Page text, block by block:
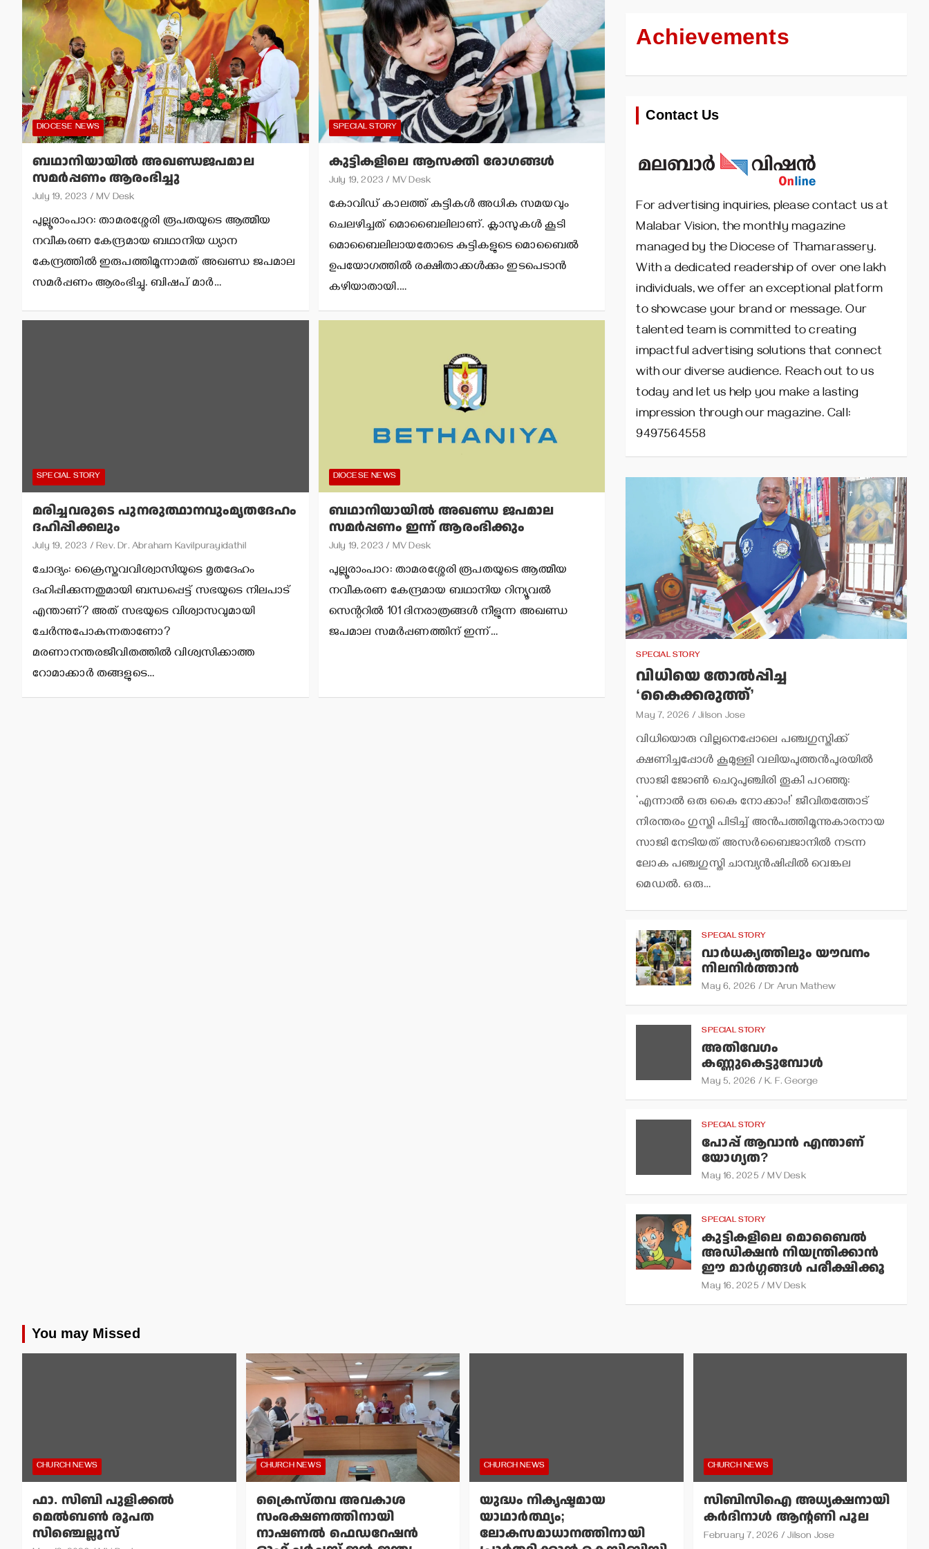
DIOCESE NEWS
ബഥാനിയായില്‍ അഖണ്ഡജപമാല
സമര്‍പ്പണം ആരംഭിച്ചു
July 19, 2023 MV Desk
പുല്ലൂരാംപാറ: താമരശ്ശേരി രൂപതയുടെ ആത്മീയ
നവീകരണ കേന്ദ്രമായ ബഥാനിയ ധ്യാന
കേന്ദ്രത്തില്‍ ഇരുപത്തിമൂന്നാമത് അഖണ്ഡ ജപമാല
സമര്‍പ്പണം ആരംഭിച്ചു. ബിഷപ് മാര്‍…
SPECIAL STORY
കുട്ടികളിലെ ആസക്തി രോഗങ്ങള്‍
July 19, 2023 MV Desk
കോവിഡ് കാലത്ത് കുട്ടികള്‍ അധിക സമയവും
ചെലഴിച്ചത് മൊബൈലിലാണ്. ക്ലാസുകള്‍ കൂടി
മൊബൈലിലായതോടെ കുട്ടികളുടെ മൊബൈല്‍
ഉപയോഗത്തില്‍ രക്ഷിതാക്കള്‍ക്കും ഇടപെടാന്‍
കഴിയാതായി.…
SPECIAL STORY
മരിച്ചവരുടെ പുനരുത്ഥാനവുംമൃതദേഹം
ദഹിപ്പിക്കലും
July 19, 2023 Rev. Dr. Abraham Kavilpurayidathil
ചോദ്യം: ക്രൈസ്തവവിശ്വാസിയുടെ മൃതദേഹം
ദഹിപ്പിക്കുന്നതുമായി ബന്ധപ്പെട്ട് സഭയുടെ നിലപാട്
എന്താണ്? അത് സഭയുടെ വിശ്വാസവുമായി
ചേര്‍ന്നുപോകുന്നതാണോ?
മരണാനന്തരജീവിതത്തില്‍ വിശ്വസിക്കാത്ത
റോമാക്കാര്‍ തങ്ങളുടെ…
DIOCESE NEWS
ബഥാനിയായില്‍ അഖണ്ഡ ജപമാല
സമര്‍പ്പണം ഇന്ന് ആരംഭിക്കും
July 19, 2023 MV Desk
പുല്ലൂരാംപാറ: താമരശ്ശേരി രൂപതയുടെ ആത്മീയ
നവീകരണ കേന്ദ്രമായ ബഥാനിയ റിന്യൂവല്‍
സെന്ററില്‍ 101 ദിനരാത്രങ്ങള്‍ നീളുന്ന അഖണ്ഡ
ജപമാല സമര്‍പ്പണത്തിന് ഇന്ന്…
Achievements
Contact Us
For advertising inquiries, please contact us at
Malabar Vision, the monthly magazine
managed by the Diocese of Thamarassery.
With a dedicated readership of over one lakh
individuals, we offer an exceptional platform
to showcase your brand or message. Our
talented team is committed to creating
impactful advertising solutions that connect
with our diverse audience. Reach out to us
today and let us help you make a lasting
impression through our magazine. Call:
9497564558
SPECIAL STORY
വിധിയെ തോല്‍പ്പിച്ച
‘കൈക്കരുത്ത്’
May 7, 2026 Jilson Jose
വിധിയൊരു വില്ലനെപ്പോലെ പഞ്ചഗുസ്തിക്ക്
ക്ഷണിച്ചപ്പോള്‍ കൂമുള്ളി വലിയപുത്തന്‍പുരയില്‍
സാജി ജോണ്‍ ചെറുപുഞ്ചിരി തൂകി പറഞ്ഞു:
‘എന്നാല്‍ ഒരു കൈ നോക്കാം!’ ജീവിതത്തോട്
നിരന്തരം ഗുസ്തി പിടിച്ച് അന്‍പത്തിമൂന്നുകാരനായ
സാജി നേടിയത് അസര്‍ബൈജാനില്‍ നടന്ന
ലോക പഞ്ചഗുസ്തി ചാമ്പ്യന്‍ഷിപ്പില്‍ വെങ്കല
മെഡല്‍. ഒരു…
SPECIAL STORY
വാര്‍ധക്യത്തിലും യൗവനം
നിലനിര്‍ത്താന്‍
May 6, 2026 Dr Arun Mathew
SPECIAL STORY
അതിവേഗം
കണ്ണുകെട്ടുമ്പോള്‍
May 5, 2026 K. F. George
SPECIAL STORY
പോപ്പ് ആവാന്‍ എന്താണ്
യോഗ്യത?
May 16, 2025 MV Desk
SPECIAL STORY
കുട്ടികളിലെ മൊബൈല്‍
അഡിക്ഷന്‍ നിയന്ത്രിക്കാന്‍
ഈ മാര്‍ഗ്ഗങ്ങള്‍ പരീക്ഷിക്കൂ
May 16, 2025 MV Desk
You may Missed
CHURCH NEWS
ഫാ. സിബി പുളിക്കല്‍
മെല്‍ബണ്‍ രൂപത
സിഞ്ചെല്ലൂസ്
CHURCH NEWS
ക്രൈസ്തവ അവകാശ
സംരക്ഷണത്തിനായി
നാഷണല്‍ ഫെഡറേഷന്‍
CHURCH NEWS
യുദ്ധം നികൃഷ്ടമായ
യാഥാര്‍ത്ഥ്യം;
ലോകസമാധാനത്തിനായി
CHURCH NEWS
സിബിസിഐ അധ്യക്ഷനായി
കര്‍ദിനാള്‍ ആന്റണി പൂല
February 7, 2026 Jilson Jose